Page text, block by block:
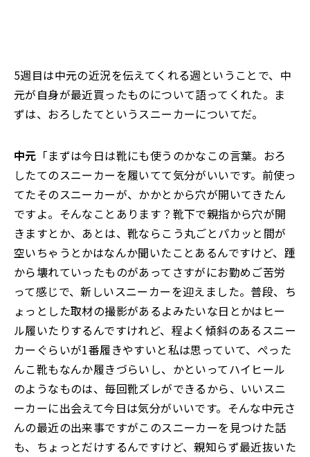
5週目は中元の近況を伝えてくれる週ということで、中
元が自身が最近買ったものについて語ってくれた。ま
ずは、おろしたてというスニーカーについてだ。
中元 「まずは今日は靴にも使うのかなこの言葉。おろ
したてのスニーカーを履いてて気分がいいです。前使っ
てたそのスニーカーが、かかとから穴が開いてきたん
ですよ。そんなことあります？靴下で親指から穴が開
きますとか、あとは、靴ならこう丸ごとパカッと間が
空いちゃうとかはなんか聞いたことあるんですけど、踵
から壊れていったものがあってさすがにお勤めご苦労
って感じで、新しいスニーカーを迎えました。普段、ち
ょっとした取材の撮影があるよみたいな日とかはヒー
ル履いたりするんですけれど、程よく傾斜のあるスニー
カーぐらいが1番履きやすいと私は思っていて、ぺった
んこ靴もなんか履きづらいし、かといってハイヒール
のようなものは、毎回靴ズレができるから、いいスニ
ーカーに出会えて今日は気分がいいです。そんな中元さ
んの最近の出来事ですがこのスニーカーを見つけた話
も、ちょっとだけするんですけど、親知らず最近抜いた